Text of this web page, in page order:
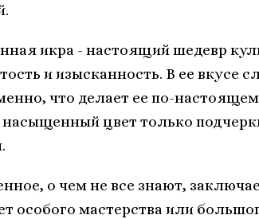
икра - настоящий шедевр
и изысканность. В ее
что делает ее по-
насыщенный цвет только
о чем не все знают,
особого мастерства или